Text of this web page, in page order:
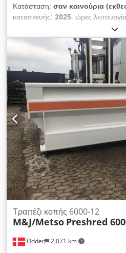
Κατάσταση: σαν καινούρια
κατασκευής: 2025, ώρες
τύπου PYTHON 1600, κινητήρας
τροφοδοσίας 1600 x 700mm •
850 x Υ 1600mm • Άνοιγμα
Ύψος εκκένωσης περ. 400mm •
διακόπτης, επιλογέας ΑΥΤ/ΧΕΙΡ
ΑΝΑΓΚΗΣ • Εύκολη τοποθέτηση
περονοφόρο ή γερανό • Βάρος
εγχειρίδιο μηχανήματος • Χρώμα
Credjf N Naropfx Al Sjf • (Τεχνικές
επιφυλάσσονται) • Πιστοποίηση
Ολλανδία»
Odder 2.071 km
Τραπέζι κοπής 6000-12
M&J/Metso Preshred